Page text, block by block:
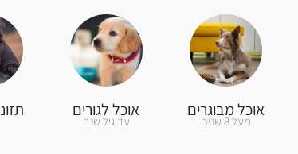
אוכל מבוגרים
מעל 8 שנים
אוכל לגורים
עד גיל שנה